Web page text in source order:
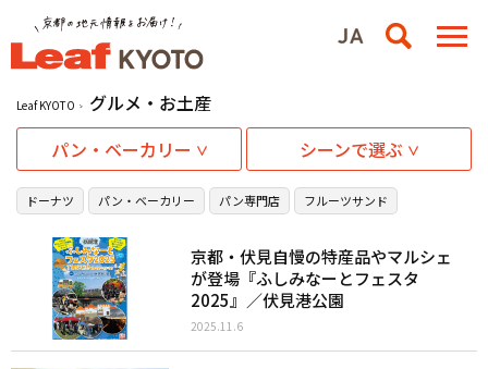
Leaf KYOTO
グルメ・お土産
パン・ベーカリー
シーンで選ぶ
ドーナツ パン・ベーカリー パン専門店 フルーツサンド
京都・伏見自慢の特産品やマルシェ
が登場『ふしみなーとフェスタ
2025』／伏見港公園
2025.11.6